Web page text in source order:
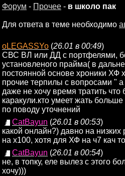
Форум - Прочее - в школо пак
Для ответа в теме необходимо
oLEGASSYo (26.01 в 00:49)
СВС ВЛ или ДД с портфелями,
установленого прайма( в
постоянной основе хроники
прочие терпилы с вопросами "
даже не хочу время тратить что
каракули.кто умеет жать
по поводу уточнений
CatBayun (26.01 в 00:53)
какой онлайн?) давно на
на х100, хотя для ХФ на ч7 кач
CatBayun (26.01 в 00:54)
не, в топку, еле вылез с этого
хочу)))